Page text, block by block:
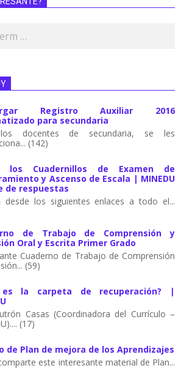
Registro Auxiliar 2016
para secundaria
docentes de secundaria, se les
(142)
los Cuadernillos de Examen de
y Ascenso de Escala | MINEDU
de respuestas
desde los siguientes enlaces a todo el...
de Trabajo de Comprensión y
Oral y Escrita Primer Grado
Cuaderno de Trabajo de Comprensión
(59)
es la carpeta de recuperación? |
Casas (Coordinadora del Currículo –
(17)
de Plan de mejora de los Aprendizajes
este interesante material de Plan...